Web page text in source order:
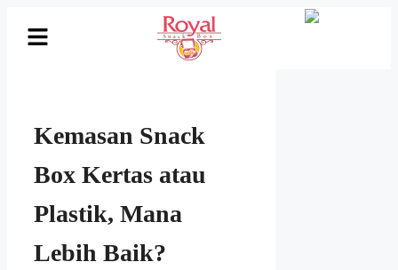
Kemasan Snack
Box Kertas atau
Plastik, Mana
Lebih Baik?